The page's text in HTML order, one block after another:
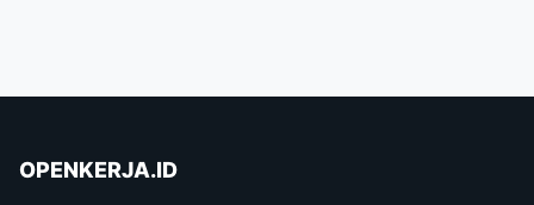
OPENKERJA.ID